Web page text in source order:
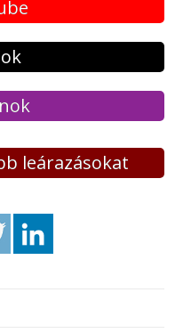
leárazásokat